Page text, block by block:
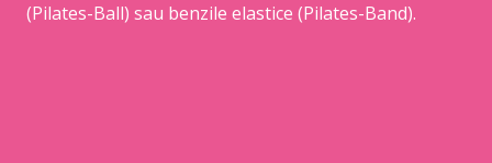
(Pilates-Ball) sau benzile elastice (Pilates-Band).